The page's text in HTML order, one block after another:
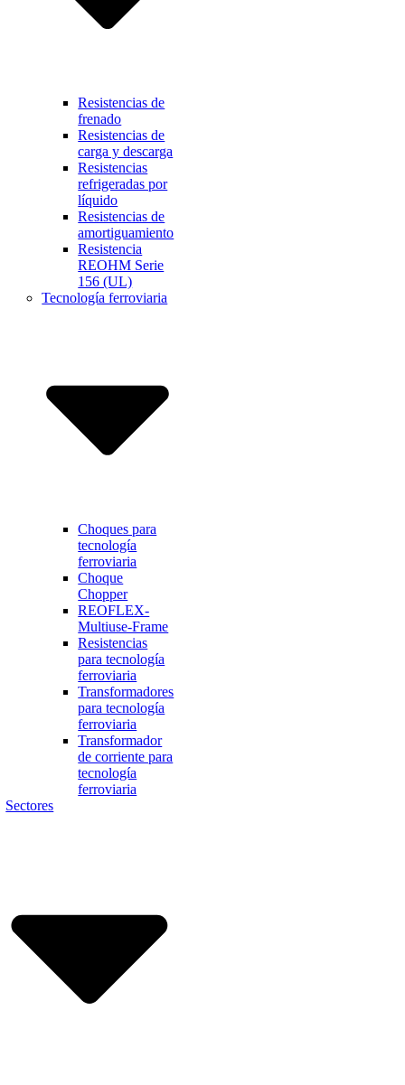
Resistencias de
frenado
Resistencias de
carga y descarga
Resistencias
refrigeradas por
líquido
Resistencias de
amortiguamiento
Resistencia
REOHM Serie
156 (UL)
Tecnología ferroviaria
Choques para
tecnología
ferroviaria
Choque
Chopper
REOFLEX-
Multiuse-Frame
Resistencias
para tecnología
ferroviaria
Transformadores
para tecnología
ferroviaria
Transformador
de corriente para
tecnología
ferroviaria
Sectores